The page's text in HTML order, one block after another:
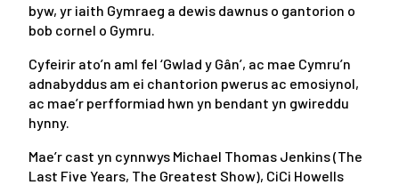
byw, yr iaith Gymraeg a dewis dawnus o gantorion o
bob cornel o Gymru.
Cyfeirir ato’n aml fel ‘Gwlad y Gân’, ac mae Cymru’n
adnabyddus am ei chantorion pwerus ac emosiynol,
ac mae’r perfformiad hwn yn bendant yn gwireddu
hynny.
Mae’r cast yn cynnwys Michael Thomas Jenkins (The
Last Five Years, The Greatest Show), CiCi Howells